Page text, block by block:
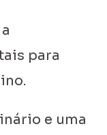
para
e uma